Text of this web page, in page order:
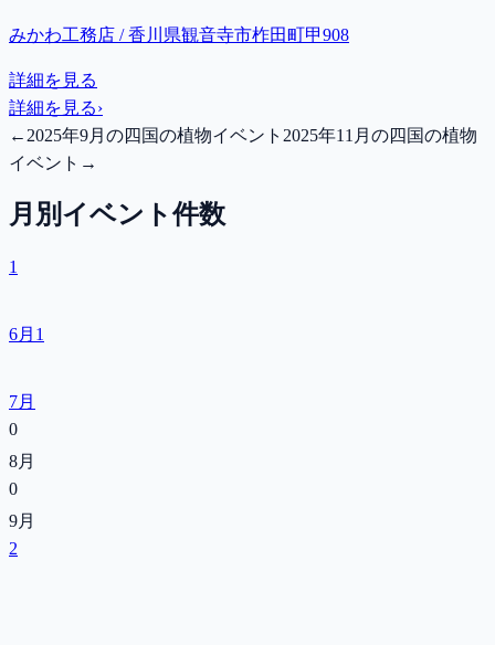
みかわ工務店 / 香川県観音寺市柞田町甲908
詳細を見る
詳細を見る›
← 2025年9月の四国の植物イベント 2025年11月の四国の植物
イベント →
月別イベント件数
1
6月 1
7月
0
8月
0
9月
2